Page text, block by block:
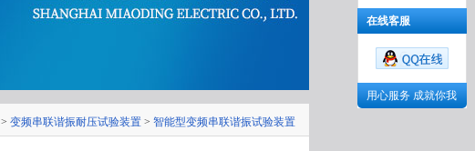
> 变频串联谐振耐压试验装置 > 智能型变频串联谐振试验装置
在线客服
用心服务 成就你我